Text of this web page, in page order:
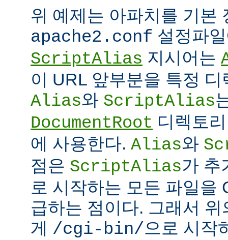
위 예제는 아파치를 기본
apache2.conf 설정파
ScriptAlias 지시어는
이 URL 앞부분을 특정
Alias와 ScriptAlias
DocumentRoot 디렉토
에 사용한다. Alias와
점은 ScriptAlias가 추
로 시작하는 모든 파일을
급하는 점이다. 그래서
게 /cgi-bin/으로 시작